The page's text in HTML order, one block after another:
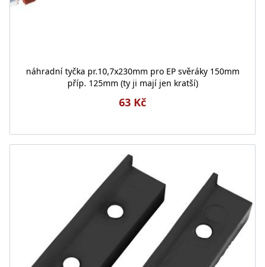
náhradní tyčka pr.10,7x230mm pro EP svěráky 150mm
příp. 125mm (ty ji mají jen kratší)
63 Kč